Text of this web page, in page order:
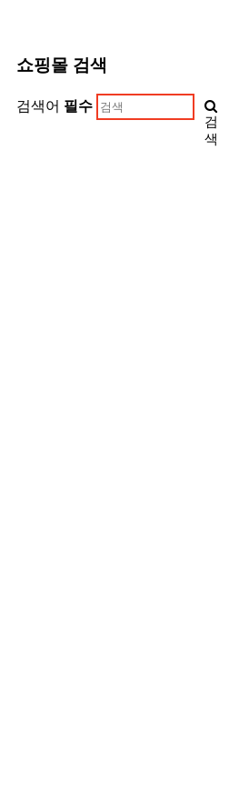
쇼핑몰 검색
검색어 필수
검
색